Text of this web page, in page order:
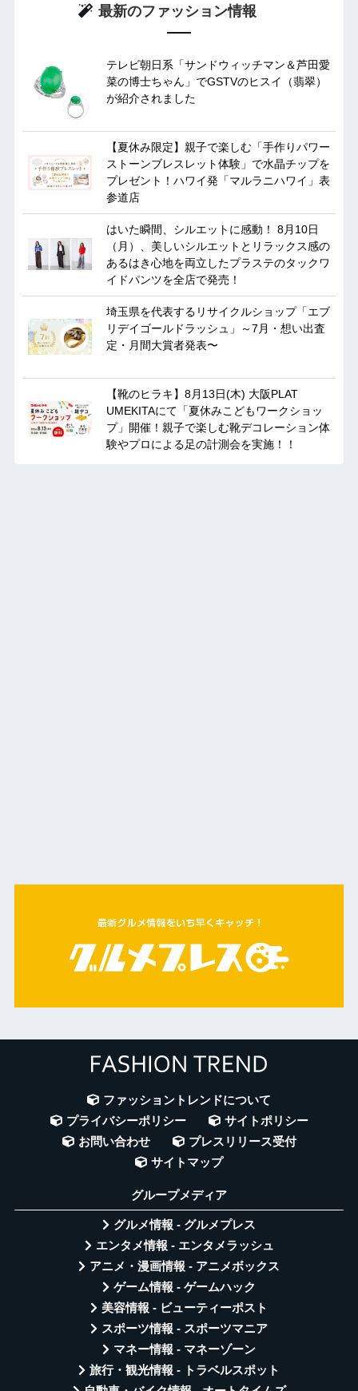
最新のファッション情報
テレビ朝日系「サンドウィッチマン＆芦田愛
菜の博士ちゃん」でGSTVのヒスイ（翡翠）
が紹介されました
【夏休み限定】親子で楽しむ「手作りパワー
ストーンブレスレット体験」で水晶チップを
プレゼント！ハワイ発「マルラニハワイ」表
参道店
はいた瞬間、シルエットに感動！ 8月10日
（月）、美しいシルエットとリラックス感の
あるはき心地を両立したプラステのタックワ
イドパンツを全店で発売！
埼玉県を代表するリサイクルショップ「エブ
リデイゴールドラッシュ」～7月・想い出査
定・月間大賞者発表〜
【靴のヒラキ】8月13日(木) 大阪PLAT
UMEKITAにて「夏休みこどもワークショッ
プ」開催！親子で楽しむ靴デコレーション体
験やプロによる足の計測会を実施！！
ファッショントレンドについて
プライバシーポリシー
サイトポリシー
お問い合わせ
プレスリリース受付
サイトマップ
グループメディア
グルメ情報 - グルメプレス
エンタメ情報 - エンタメラッシュ
アニメ・漫画情報 - アニメボックス
ゲーム情報 - ゲームハック
美容情報 - ビューティーポスト
スポーツ情報 - スポーツマニア
マネー情報 - マネーゾーン
旅行・観光情報 - トラベルスポット